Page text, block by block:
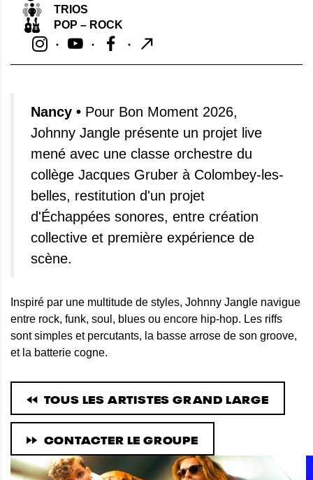
TRIOS
POP – ROCK
Nancy • Pour Bon Moment 2026,
Johnny Jangle présente un projet live
mené avec une classe orchestre du
collège Jacques Gruber à Colombey-les-
belles, restitution d'un projet
d'Échappées sonores, entre création
collective et première expérience de
scène.
Inspiré par une multitude de styles, Johnny Jangle navigue
entre rock, funk, soul, blues ou encore hip-hop. Les riffs
sont simples et percutants, la basse arrose de son groove,
et la batterie cogne.
TOUS LES ARTISTES GRAND LARGE
CONTACTER LE GROUPE